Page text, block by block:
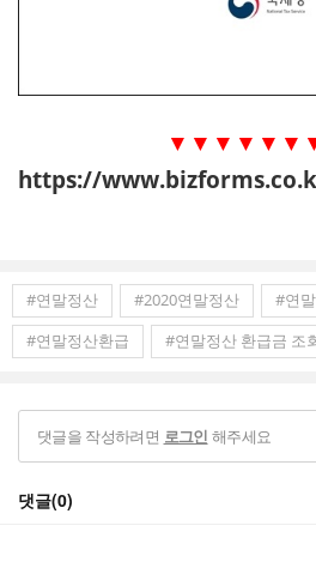
https://
#연말정산 #2020연말정산
#연
#연말정산환급
#연말정산 환급금 조
댓글을 작성하려면 로그인 해주세요
댓글(0)